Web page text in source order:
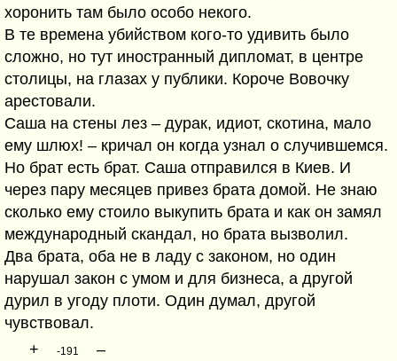
хоронить там было особо некого.
В те времена убийством кого-то удивить было
сложно, но тут иностранный дипломат, в центре
столицы, на глазах у публики. Короче Вовочку
арестовали.
Саша на стены лез – дурак, идиот, скотина, мало
ему шлюх! – кричал он когда узнал о случившемся.
Но брат есть брат. Саша отправился в Киев. И
через пару месяцев привез брата домой. Не знаю
сколько ему стоило выкупить брата и как он замял
международный скандал, но брата вызволил.
Два брата, оба не в ладу с законом, но один
нарушал закон с умом и для бизнеса, а другой
дурил в угоду плоти. Один думал, другой
чувствовал.
+
-191 –